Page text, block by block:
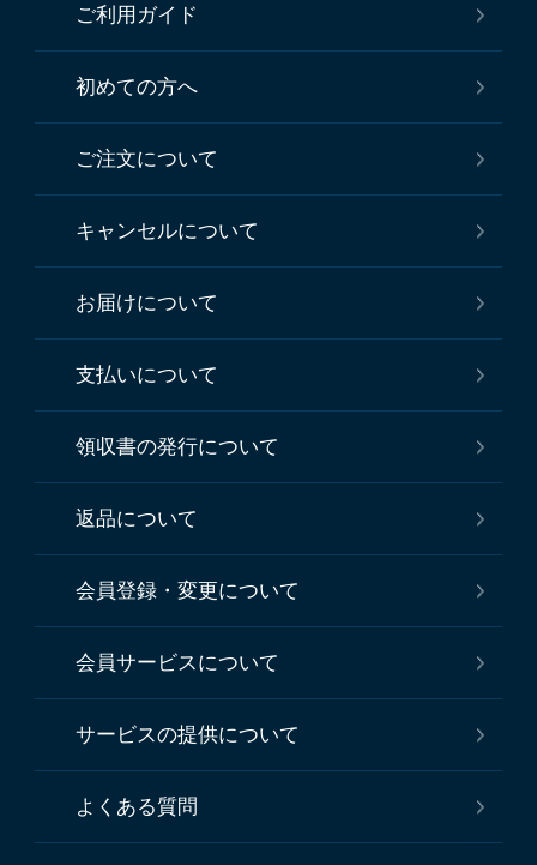
ご利用ガイド
初めての方へ
ご注文について
キャンセルについて
お届けについて
支払いについて
領収書の発行について
返品について
会員登録・変更について
会員サービスについて
サービスの提供について
よくある質問